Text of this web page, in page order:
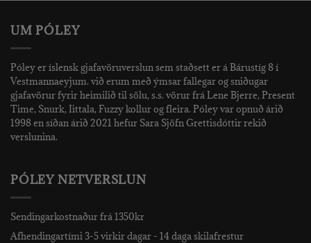
UM PÓLEY
Póley er íslensk gjafavöruverslun sem staðsett er á Bárustíg 8 í
Vestmannaeyjum. við erum með ýmsar fallegar og sniðugar
gjafavörur fyrir heimilið til sölu, s.s. vörur frá Lene Bjerre, Present
Time, Snurk, Iittala, Fuzzy kollur og fleira. Póley var opnuð árið
1998 en síðan árið 2021 hefur Sara Sjöfn Grettisdóttir rekið
verslunina.
PÓLEY NETVERSLUN
Sendingarkostnaður frá 1350kr
Afhendingartími 3-5 virkir dagar - 14 daga skilafrestur